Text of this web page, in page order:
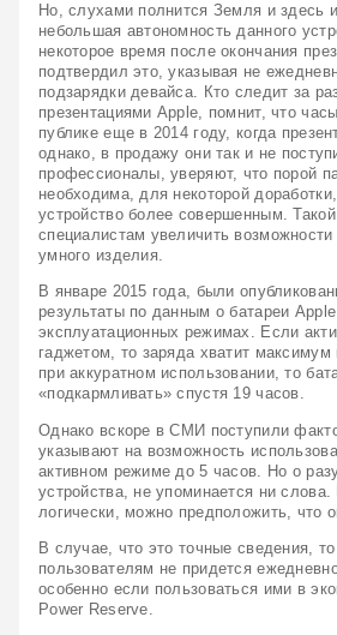
Но, слухами полнится Земля и здесь
небольшая автономность данного
некоторое время после окончания
подтвердил это, указывая не
подзарядки девайса. Кто следит за
презентациями Apple, помнит, что
публике еще в 2014 году, когда
однако, в продажу они так и не
профессионалы, уверяют, что порой
необходима, для некоторой
устройство более совершенным.
специалистам увеличить возможности
умного изделия.
В январе 2015 года, были
результаты по данным о батареи
эксплуатационных режимах. Если
гаджетом, то заряда хватит максимум
при аккуратном использовании, то
«подкармливать» спустя 19 часов.
Однако вскоре в СМИ поступили
указывают на возможность
активном режиме до 5 часов. Но о
устройства, не упоминается ни
логически, можно предположить, что
В случае, что это точные сведения,
пользователям не придется
особенно если пользоваться ими в
Power Reserve.